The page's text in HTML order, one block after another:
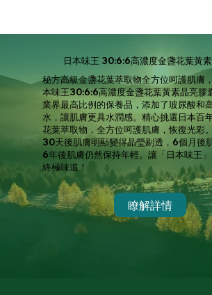
日本味王 30:6:6高濃度金盞花葉黃
秘方高級金盞花葉萃取物全方位呵護肌膚
本味王30:6:6高濃度金盞花葉黃素晶亮膠
業界最高比例的保養品，添加了玻尿酸和
水，讓肌膚更具水潤感。精心挑選日本百
花葉萃取物，全方位呵護肌膚，恢復光彩
30天後肌膚明顯變得晶瑩剔透，6個月後
6年後肌膚仍然保持年輕。讓「日本味王
終極味道！
瞭解詳情